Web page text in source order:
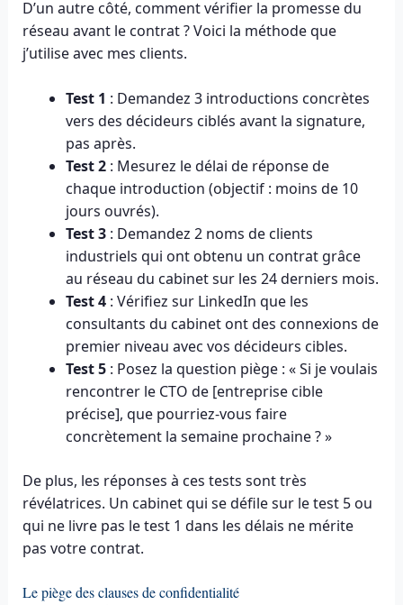
D’un autre côté, comment vérifier la promesse du
réseau avant le contrat ? Voici la méthode que
j’utilise avec mes clients.
Test 1 : Demandez 3 introductions concrètes
vers des décideurs ciblés avant la signature,
pas après.
Test 2: Mesurez le délai de réponse de
chaque introduction (objectif : moins de 10
jours ouvrés).
Test 3: Demandez 2 noms de clients
industriels qui ont obtenu un contrat grâce
au réseau du cabinet sur les 24 derniers mois.
Test 4: Vérifiez sur LinkedIn que les
consultants du cabinet ont des connexions de
premier niveau avec vos décideurs cibles.
Test 5: Posez la question piège : « Si je voulais
rencontrer le CTO de [entreprise cible
précise], que pourriez-vous faire
concrètement la semaine prochaine ? »
De plus, les réponses à ces tests sont très
révélatrices. Un cabinet qui se défile sur le test 5 ou
qui ne livre pas le test 1 dans les délais ne mérite
pas votre contrat.
Le piège des clauses de confidentialité